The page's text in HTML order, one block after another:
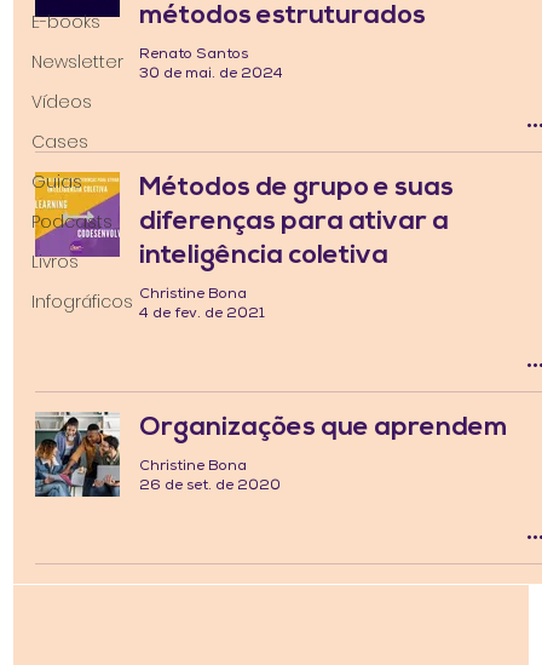
E-books
Newsletter
Vídeos
Cases
Guias
Podcasts
Livros
Infográficos
métodos estruturados
Renato Santos
30 de mai. de 2024
Métodos de grupo e suas
diferenças para ativar a
inteligência coletiva
Christine Bona
4 de fev. de 2021
Organizações que aprendem
Christine Bona
26 de set. de 2020